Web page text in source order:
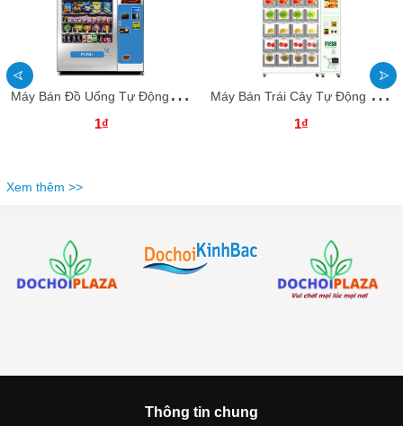
M
áy Bán Đồ Uống Tự Động BHTDKB23 Dochoikinhbac _ Giải trí thu hút hấp dẫn
1₫
M
áy Bán Trái Cây Tự Động BHTDKB22 Dochoikinhbac _ Giải trí thu hút hấp dẫn
1₫
Xem thêm >>
Thông tin chung